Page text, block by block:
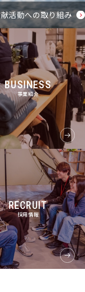
活動への取り組み
BUSINESS
事業紹介
RECRUIT
採用情報